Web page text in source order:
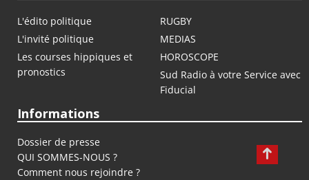
L'édito politique
RUGBY
L'invité politique
MEDIAS
Les courses hippiques et
pronostics
HOROSCOPE
Sud Radio à votre Service avec
Fiducial
Informations
Dossier de presse
QUI SOMMES-NOUS ?
Comment nous rejoindre ?